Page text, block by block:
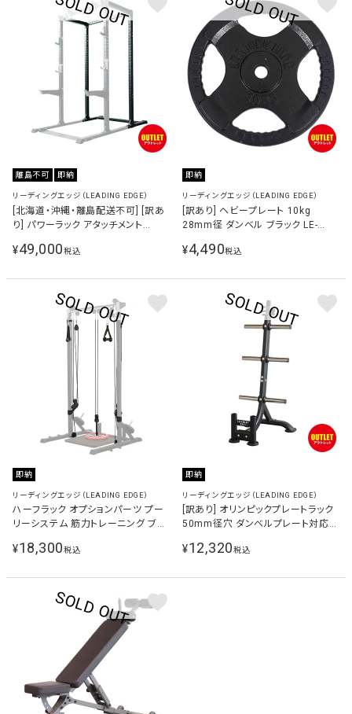
離島不可 即納
リーディングエッジ（LEADING EDGE）
[北海道・沖縄・離島配送不可] [訳あ
り] パワーラック アタッチメント
トレーニング ブラック LE-CRP-T
¥49,000税込
即納
リーディングエッジ（LEADING EDGE）
[訳あり] ヘビープレート 10kg
28mm径 ダンベル ブラック LE-
¥4,490税込
即納
リーディングエッジ（LEADING EDGE）
ハーフラック オプションパーツ プー
リーシステム 筋力トレーニング ブラ
¥18,300税込
即納
リーディングエッジ（LEADING EDGE）
[訳あり] オリンピックプレートラック
50mm径穴 ダンベルプレート対応
OPT950-T BK
¥12,320税込